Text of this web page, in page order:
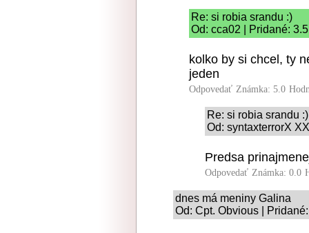
Re: si robia srandu :)
Od: cca02 | Pridané:
kolko by si chcel, ty
jeden
Odpovedať Známka: 5.0
Re: si robia srandu :)
Od: syntaxterrorX
Predsa
Odpovedať Známka: 0.0
dnes má meniny Galina
Od: Cpt. Obvious |